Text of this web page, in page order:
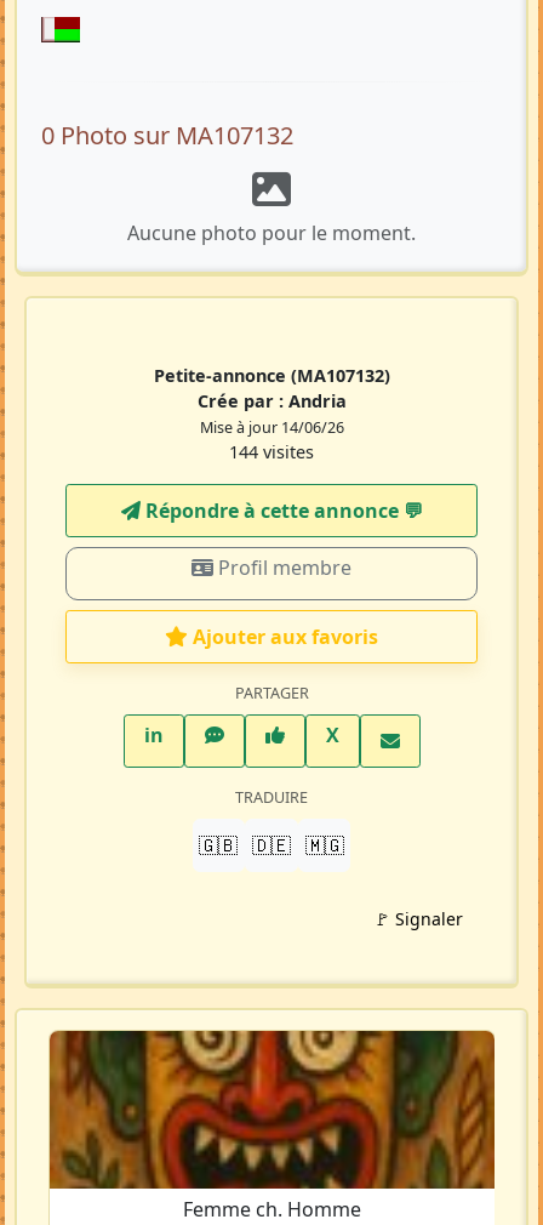
0 Photo sur MA107132
Aucune photo pour le moment.
Petite-annonce (MA107132)
Crée par : Andria
Mise à jour 14/06/26
144 visites
Répondre à cette annonce 💬​
Profil membre
Ajouter aux favoris
PARTAGER
inLinkedInWhatsAppFacebook
XTwitter X
TRADUIRE
🇬🇧 🇩🇪 🇲🇬
🚩 Signaler
Femme ch. Homme